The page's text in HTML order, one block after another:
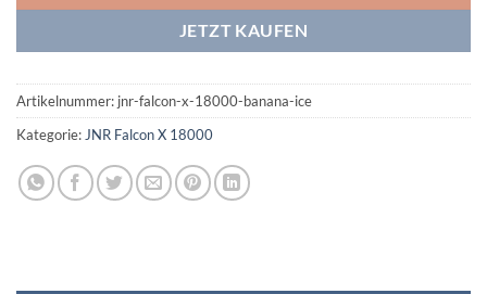
JETZT KAUFEN
Artikelnummer: jnr-falcon-x-18000-banana-ice
Kategorie: JNR Falcon X 18000